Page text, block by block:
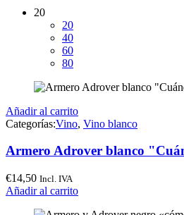
20
20
40
60
80
Añadir al carrito
Categorías:Vino, Vino blanco
Armero Adrover blanco
€14,50 Incl. IVA
Añadir al carrito